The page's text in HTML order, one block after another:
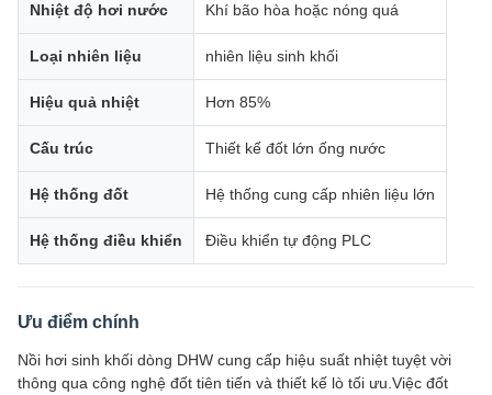
Nhiệt độ hơi nước Khí bão hòa hoặc nóng quá
Loại nhiên liệu nhiên liệu sinh khối
Hiệu quả nhiệt Hơn 85%
Cấu trúc Thiết kế đốt lớn ống nước
Hệ thống đốt Hệ thống cung cấp nhiên liệu lớn
Hệ thống điều khiển Điều khiển tự động PLC
Ưu điểm chính
Nồi hơi sinh khối dòng DHW cung cấp hiệu suất nhiệt tuyệt vời
thông qua công nghệ đốt tiên tiến và thiết kế lò tối ưu.Việc đốt